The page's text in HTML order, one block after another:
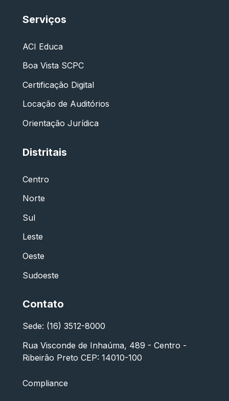
Serviços
ACI Educa
Boa Vista SCPC
Certificação Digital
Locação de Auditórios
Orientação Jurídica
Distritais
Centro
Norte
Sul
Leste
Oeste
Sudoeste
Contato
Sede: (16) 3512-8000
Rua Visconde de Inhaúma, 489 - Centro -
Ribeirão Preto CEP: 14010-100
Compliance